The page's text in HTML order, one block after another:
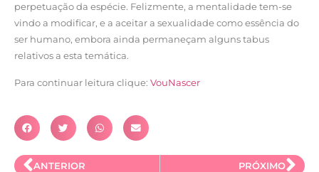
perpetuação da espécie. Felizmente, a mentalidade tem-se
vindo a modificar, e a aceitar a sexualidade como essência do
ser humano, embora ainda permaneçam alguns tabus
relativos a esta temática.
Para continuar leitura clique: VouNascer
ANTERIOR PRÓXIMO